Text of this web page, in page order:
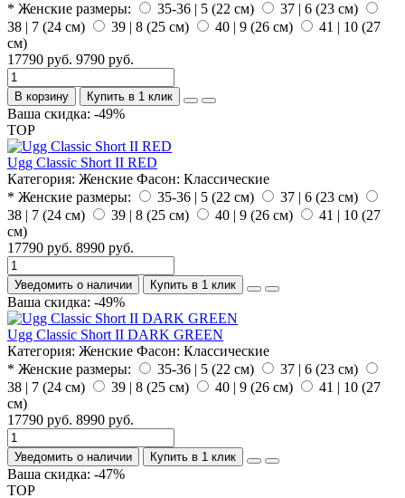
* Женские размеры:
35-36 | 5 (22 см)
37 | 6 (23 см)
38 | 7 (24 см)
39 | 8 (25 см) 40 | 9 (26 см)
41 | 10 (27
см)
17790 руб. 9790 руб.
В корзину Купить в 1 клик
Ваша скидка: -49%
TOP
Ugg Classic Short II RED
Категория: Женские Фасон: Классические
* Женские размеры:
35-36 | 5 (22 см)
37 | 6 (23 см)
38 | 7 (24 см)
39 | 8 (25 см) 40 | 9 (26 см)
41 | 10 (27
см)
17790 руб. 8990 руб.
Уведомить о наличии Купить в 1 клик
Ваша скидка: -49%
Ugg Classic Short II DARK GREEN
Категория: Женские Фасон: Классические
* Женские размеры:
35-36 | 5 (22 см)
37 | 6 (23 см)
38 | 7 (24 см)
39 | 8 (25 см) 40 | 9 (26 см)
41 | 10 (27
см)
17790 руб. 8990 руб.
Уведомить о наличии Купить в 1 клик
Ваша скидка: -47%
TOP